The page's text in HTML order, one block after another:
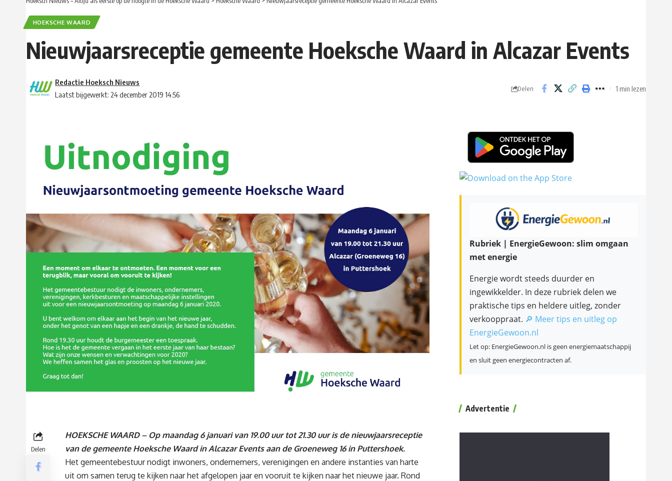
HOEKSCHE WAARD
Nieuwjaarsreceptie gemeente Hoeksche Waard in Alcazar Events
Laatst bijgewerkt: 24 december 2019 14:56
Redactie Hoeksch Nieuws
Delen 1 min lezen
Delen
HOEKSCHE WAARD – Op maandag 6 januari van 19.00 uur tot 21.30 uur is de nieuwjaarsreceptie
van de gemeente Hoeksche Waard in Alcazar Events aan de Groeneweg 16 in Puttershoek.
Het gemeentebestuur nodigt inwoners, ondernemers, verenigingen en andere instanties van harte
uit om samen terug te kijken naar het afgelopen jaar en vooruit te kijken naar het nieuwe jaar. Rond
Rubriek | EnergieGewoon: slim omgaan
met energie
Energie wordt steeds duurder en
ingewikkelder. In deze rubriek delen we
praktische tips en heldere uitleg, zonder
verkooppraat. 🔎 Meer tips en uitleg op
EnergieGewoon.nl
Let op: EnergieGewoon.nl is geen energiemaatschappij
en sluit geen energiecontracten af.
Advertentie